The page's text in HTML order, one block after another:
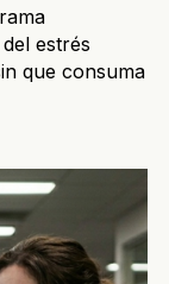
estrés
que consuma